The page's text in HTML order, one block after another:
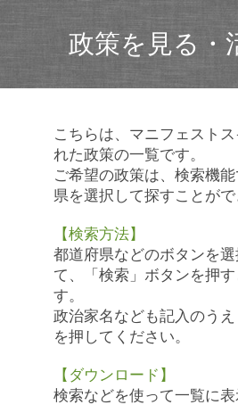
政策を見る・
こちらは、マニフェスト
れた政策の一覧です。
ご希望の政策は、検索機
県を選択して探すことがで
【検索方法】
都道府県などのボタンを
て、「検索」ボタンを押す
す。
政治家名なども記入のう
を押してください。
【ダウンロード】
検索などを使って一覧に